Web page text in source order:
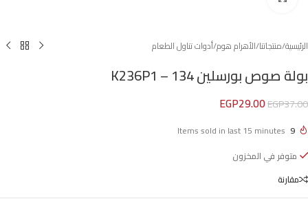
الرئيسية/منتجاتنا/الأهرام هوم/أدوات تناول الطعام
بولة صوص بورسلين K236P1 – 134
EGP37.00
EGP29.00
9
Items sold in last 15 minutes
متوفر في المخزون
مقارنة